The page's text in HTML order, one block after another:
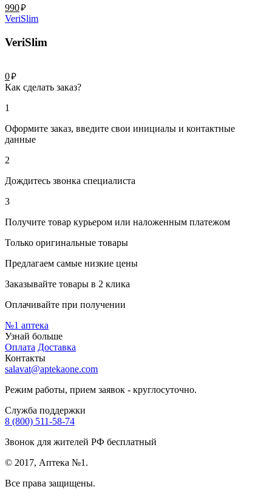
990руб.
VeriSlim
VeriSlim
0руб.
Как сделать заказ?
1
Оформите заказ, введите свои инициалы и контактные
данные
2
Дождитесь звонка специалиста
3
Получите товар курьером или наложенным платежом
Только оригинальные товары
Предлагаем самые низкие цены
Заказывайте товары в 2 клика
Оплачивайте при получении
№1 аптека
Узнай больше
Оплата Доставка
Контакты
salavat@aptekaone.com
Режим работы, прием заявок - круглосуточно.
Служба поддержки
8 (800) 511-58-74
Звонок для жителей РФ бесплатный
© 2017, Аптека №1.
Все права защищены.